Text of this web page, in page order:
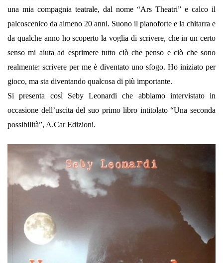
una mia compagnia teatrale, dal nome “Ars Theatri” e calco il
palcoscenico da almeno 20 anni. Suono il pianoforte e la chitarra e
da qualche anno ho scoperto la voglia di scrivere, che in un certo
senso mi aiuta ad esprimere tutto ciò che penso e ciò che sono
realmente: scrivere per me è diventato uno sfogo. Ho iniziato per
gioco, ma sta diventando qualcosa di più importante.
Si presenta così Seby Leonardi che abbiamo intervistato in
occasione dell’uscita del suo primo libro intitolato “Una seconda
possibilità”, A.Car Edizioni.